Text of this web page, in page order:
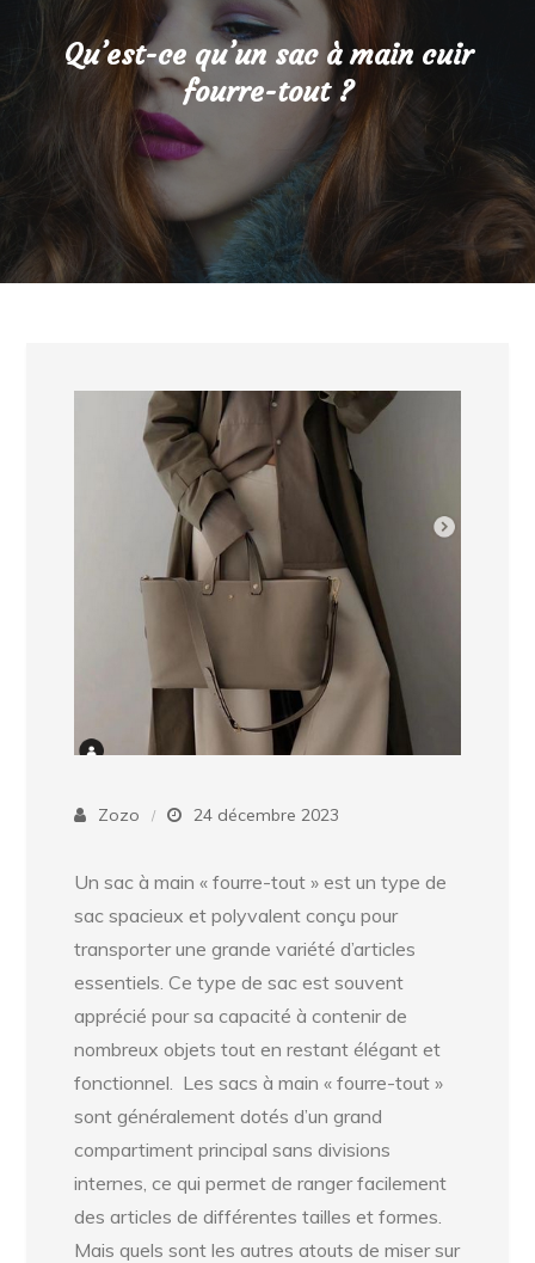
Qu’est-ce qu’un sac à main cuir
fourre-tout ?
Zozo 24 décembre 2023
Un sac à main « fourre-tout » est un type de
sac spacieux et polyvalent conçu pour
transporter une grande variété d’articles
essentiels. Ce type de sac est souvent
apprécié pour sa capacité à contenir de
nombreux objets tout en restant élégant et
fonctionnel. Les sacs à main « fourre-tout »
sont généralement dotés d’un grand
compartiment principal sans divisions
internes, ce qui permet de ranger facilement
des articles de différentes tailles et formes.
Mais quels sont les autres atouts de miser sur